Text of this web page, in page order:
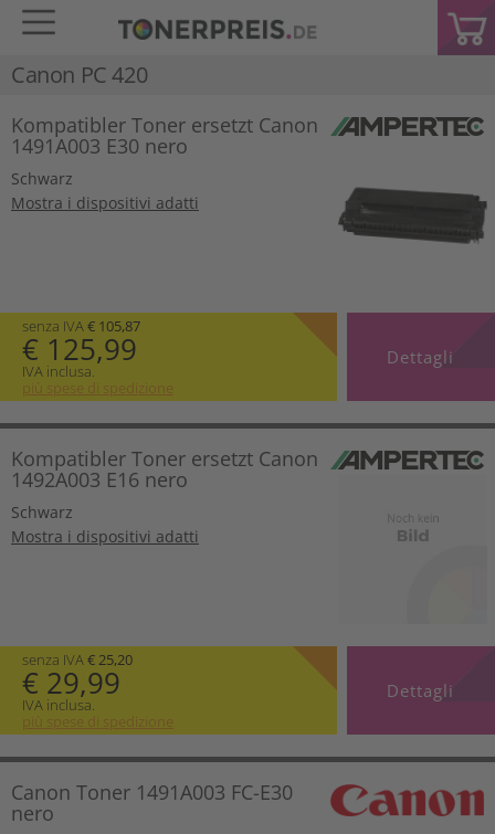
Canon PC 420
Kompatibler Toner ersetzt Canon
1491A003 E30 nero
Schwarz
Mostra i dispositivi adatti
senza IVA€ 105,87
€ 125,99
IVA inclusa.
più spese di spedizione
Dettagli
Kompatibler Toner ersetzt Canon
1492A003 E16 nero
Schwarz
Mostra i dispositivi adatti
senza IVA€ 25,20
€ 29,99
IVA inclusa.
più spese di spedizione
Dettagli
Canon Toner 1491A003 FC-E30
nero